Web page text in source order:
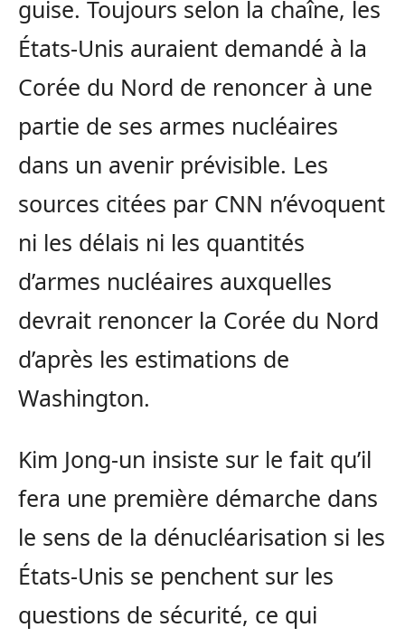
guise. Toujours selon la chaîne, les
États-Unis auraient demandé à la
Corée du Nord de renoncer à une
partie de ses armes nucléaires
dans un avenir prévisible. Les
sources citées par CNN n’évoquent
ni les délais ni les quantités
d’armes nucléaires auxquelles
devrait renoncer la Corée du Nord
d’après les estimations de
Washington.
Kim Jong-un insiste sur le fait qu’il
fera une première démarche dans
le sens de la dénucléarisation si les
États-Unis se penchent sur les
questions de sécurité, ce qui